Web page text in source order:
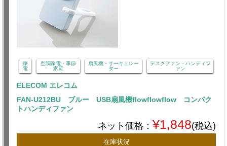
家
電
空調家電・季節
家電
扇風機・サーキュレー
ター
デスクファン・ハンディフ
ァン
ELECOM エレコム
FAN-U212BU ブルー USB扇風機flowflowflow コンパク
トハンディファン
ネット価格： ¥1,848(税込)
在庫状況